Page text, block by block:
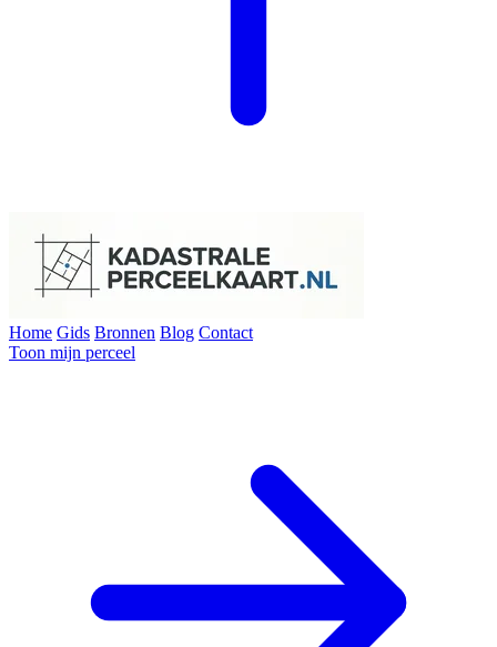
Home Gids Bronnen Blog Contact
Toon mijn perceel